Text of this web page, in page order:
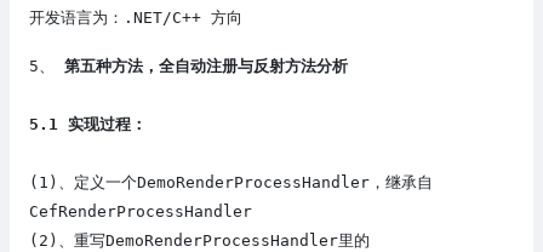
开发语言为：.NET/C++ 方向
5、 第五种方法， 全自动注册与反射方法分析
5 .1 实现过程：
(1) 、 定义一个DemoRenderProcessHandler，继承自
CefRenderProcessHandler
(2) 、 重写DemoRenderProcessHandler里的